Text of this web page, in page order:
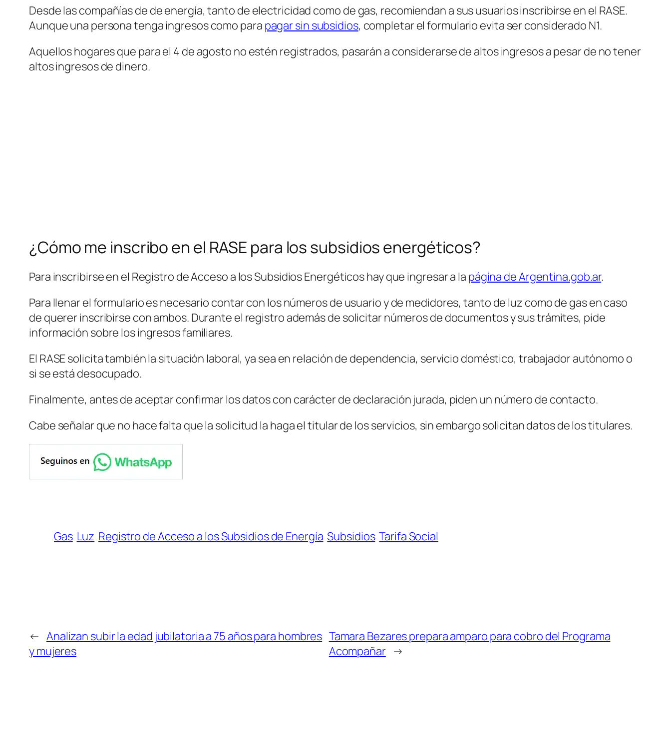
Desde las compañías de de energía, tanto de electricidad como de gas, recomiendan a sus usuarios inscribirse en el RASE.
Aunque una persona tenga ingresos como para pagar sin subsidios, completar el formulario evita ser considerado N1.
Aquellos hogares que para el 4 de agosto no estén registrados, pasarán a considerarse de altos ingresos a pesar de no tener
altos ingresos de dinero.
¿Cómo me inscribo en el RASE para los subsidios energéticos?
Para inscribirse en el Registro de Acceso a los Subsidios Energéticos hay que ingresar a la página de Argentina.gob.ar.
Para llenar el formulario es necesario contar con los números de usuario y de medidores, tanto de luz como de gas en caso
de querer inscribirse con ambos. Durante el registro además de solicitar números de documentos y sus trámites, pide
información sobre los ingresos familiares.
El RASE solicita también la situación laboral, ya sea en relación de dependencia, servicio doméstico, trabajador autónomo o
si se está desocupado.
Finalmente, antes de aceptar confirmar los datos con carácter de declaración jurada, piden un número de contacto.
Cabe señalar que no hace falta que la solicitud la haga el titular de los servicios, sin embargo solicitan datos de los titulares.
Gas Luz Registro de Acceso a los Subsidios de Energía Subsidios Tarifa Social
← Analizan subir la edad jubilatoria a 75 años para hombres
y mujeres
Tamara Bezares prepara amparo para cobro del Programa
Acompañar →